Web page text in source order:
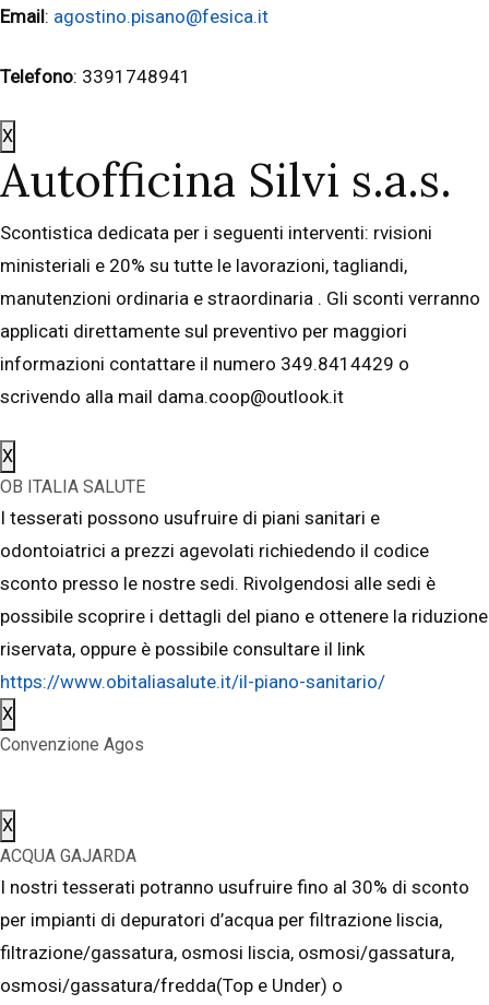
Email: agostino.pisano@fesica.it
Telefono: 3391748941
X
Autofficina Silvi s.a.s.
Scontistica dedicata per i seguenti interventi: rvisioni
ministeriali e 20% su tutte le lavorazioni, tagliandi,
manutenzioni ordinaria e straordinaria . Gli sconti verranno
applicati direttamente sul preventivo per maggiori
informazioni contattare il numero 349.8414429 o
scrivendo alla mail dama.coop@outlook.it
X
OB ITALIA SALUTE
I tesserati possono usufruire di piani sanitari e
odontoiatrici a prezzi agevolati richiedendo il codice
sconto presso le nostre sedi. Rivolgendosi alle sedi è
possibile scoprire i dettagli del piano e ottenere la riduzione
riservata, oppure è possibile consultare il link
https://www.obitaliasalute.it/il-piano-sanitario/
X
Convenzione Agos
X
ACQUA GAJARDA
I nostri tesserati potranno usufruire fino al 30% di sconto
per impianti di depuratori d’acqua per filtrazione liscia,
filtrazione/gassatura, osmosi liscia, osmosi/gassatura,
osmosi/gassatura/fredda(Top e Under) o